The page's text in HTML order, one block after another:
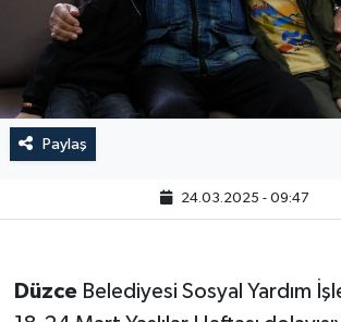
Paylaş
24.03.2025 - 09:47
DüzceBelediyesi Sosyal Yardım